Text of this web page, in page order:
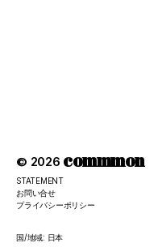
© 2026 commmon
STATEMENT
お問い合せ
プライバシーポリシー
国/地域: 日本